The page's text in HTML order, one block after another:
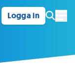
Logga in